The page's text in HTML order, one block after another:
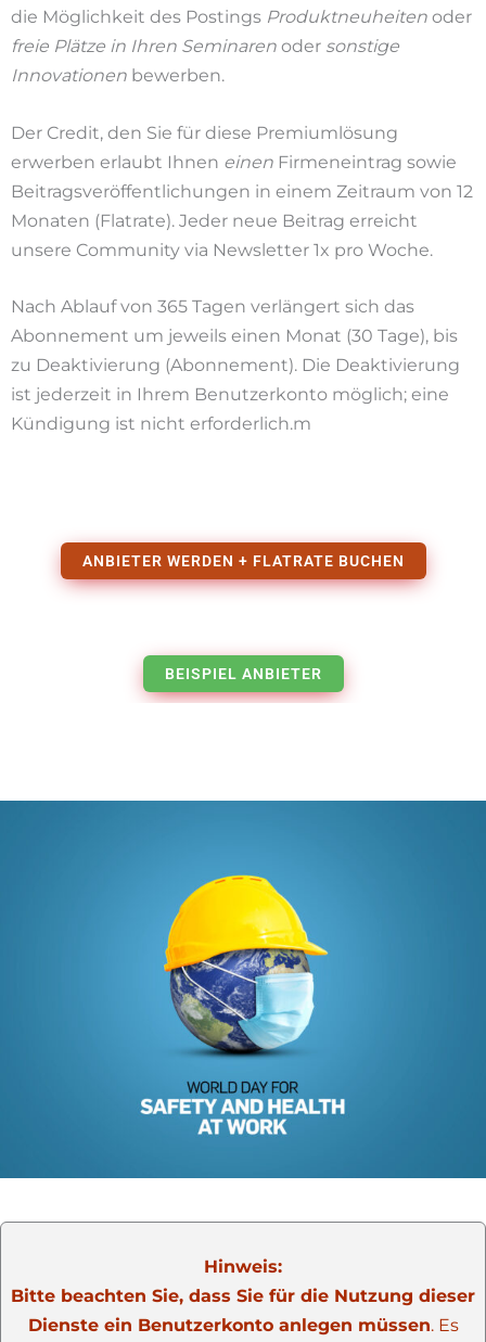
die Möglichkeit des Postings Produktneuheiten oder
freie Plätze in Ihren Seminaren oder sonstige
Innovationen bewerben.
Der Credit, den Sie für diese Premiumlösung
erwerben erlaubt Ihnen einen Firmeneintrag sowie
Beitragsveröffentlichungen in einem Zeitraum von 12
Monaten (Flatrate). Jeder neue Beitrag erreicht
unsere Community via Newsletter 1x pro Woche.
Nach Ablauf von 365 Tagen verlängert sich das
Abonnement um jeweils einen Monat (30 Tage), bis
zu Deaktivierung (Abonnement). Die Deaktivierung
ist jederzeit in Ihrem Benutzerkonto möglich; eine
Kündigung ist nicht erforderlich.m
ANBIETER WERDEN + FLATRATE BUCHEN
BEISPIEL ANBIETER
Hinweis:
Bitte beachten Sie, dass Sie für die Nutzung dieser
Dienste ein Benutzerkonto anlegen müssen. Es